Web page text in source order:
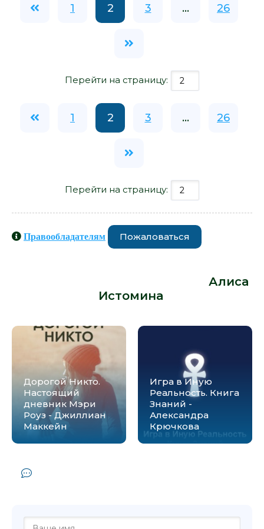
1 2 3 ... 26
Перейти на страницу:
1 2 3 ... 26
Перейти на страницу:
Правообладателям Пожаловаться
Алиса
Истомина
Дорогой Никто.
Настоящий
дневник Мэри
Роуз - Джиллиан
Маккейн
Игра в Иную
Реальность. Книга
Знаний -
Александра
Крючкова